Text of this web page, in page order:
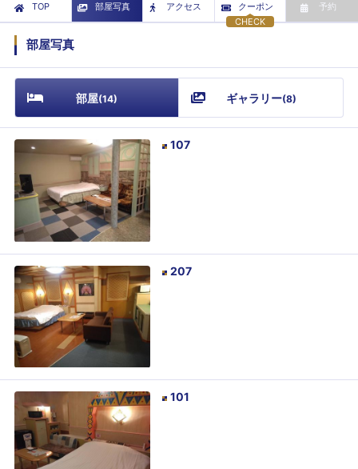
TOP 部屋写真
アクセス
CHECK
クーポン 予約
部屋写真
部屋(14) ギャラリー(8)
107
207
101